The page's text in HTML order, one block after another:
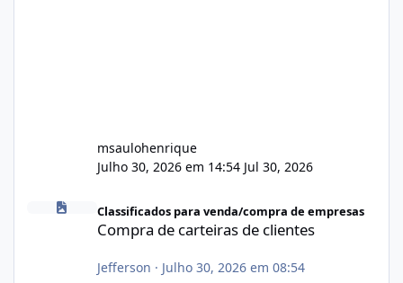
msaulohenrique
Julho 30, 2026 em 14:54 Jul 30, 2026
Compra de carteiras de clientes
Classificados para venda/compra de empresas
Compra de carteiras de clientes
Jefferson · Julho 30, 2026 em 08:54